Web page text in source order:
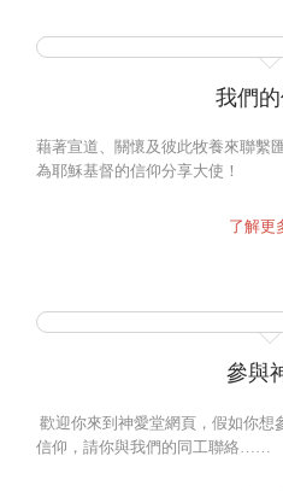
我們
藉著宣道、關懷及彼此牧養來聯繫
為耶穌基督的信仰分享大使！
了解更
參與
歡迎你來到神愛堂網頁，假如你想
信仰，請你與我們的同工聯絡……